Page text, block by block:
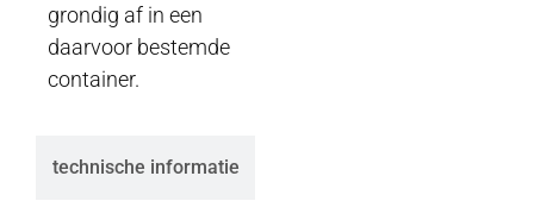
technische informatie
grondig af in een
daarvoor bestemde
container.